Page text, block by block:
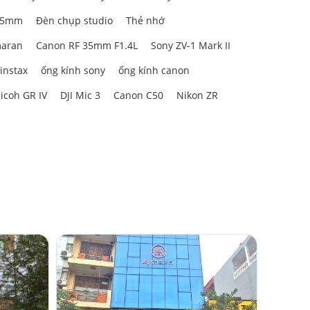
hướng
hoặc
mang lại
phức tạp,
Đèn chụp studio
Thẻ nhớ
Canon RF 35mm F1.4L
Sony ZV-1 Mark II
ống kính sony
ống kính canon
GR IV DJI Mic 3 Canon C50
Nikon ZR